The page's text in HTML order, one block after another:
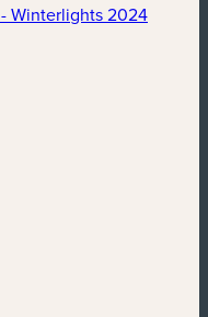
- Winterlights 2024